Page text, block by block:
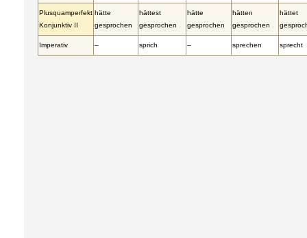
Plusquamperfekt
Konjunktiv II
hätte
gesprochen
hättest
gesprochen
hätte
gesprochen
hätten
gesprochen
hättet
Imperativ – sprich – sprechen sprecht